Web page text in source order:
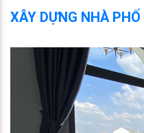
XÂY DỰNG NHÀ